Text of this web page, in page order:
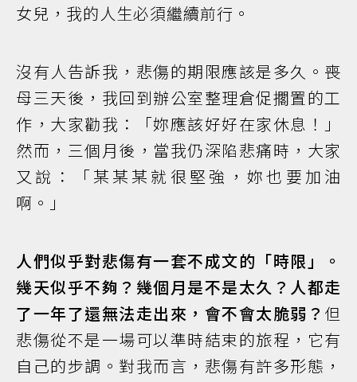
女兒，我的人生必須繼續前行。
沒有人告訴我，悲傷的期限應該是多久。喪
母三天後，我回到辦公室整理倉促擱置的工
作，大家勸我：「妳應該好好在家休息！」
然而，三個月後，當我仍深陷悲痛時，大家
又說：「某某某就很堅強，妳也要加油
啊。」
人們似乎對悲傷有一套不成文的「時限」。
幾天似乎不夠？幾個月是不是太久？人都走
了一年了還無法走出來，會不會太脆弱？ 但
悲傷從不是一場可以準時結束的旅程，它有
自己的步調。對我而言，悲傷有許多形態，